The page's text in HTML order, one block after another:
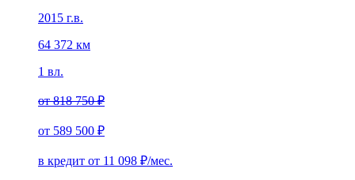
2015 г.в.
64 372 км
1 вл.
от818 750 ₽
от 589 500 ₽
в кредит от 11 098 ₽/мес.